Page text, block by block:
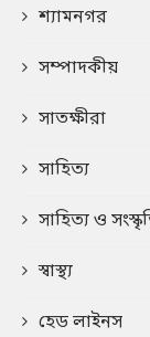
শ্যামনগর
সম্পাদকীয়
সাতক্ষীরা
সাহিত্য
সাহিত্য ও
স্বাস্থ্য
হেড লাইনস